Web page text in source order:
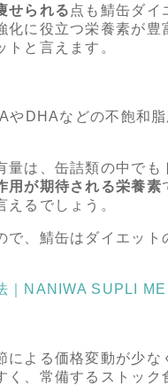
せられる 点も鯖缶ダイ
化に役立つ栄養素が
と言えます。
やDHAなどの不飽和
は、缶詰類の中でも
用が期待される栄養素
るでしょう。
で、鯖缶はダイエッ
｜NANIWA SUPLI
よる価格変動が少な
、常備するストック